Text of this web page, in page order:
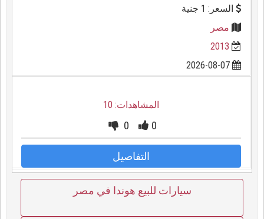
السعر: 1 جنية
مصر
2013
المشاهدات: 10
0
0
التفاصيل
سيارات للبيع هوندا في مصر